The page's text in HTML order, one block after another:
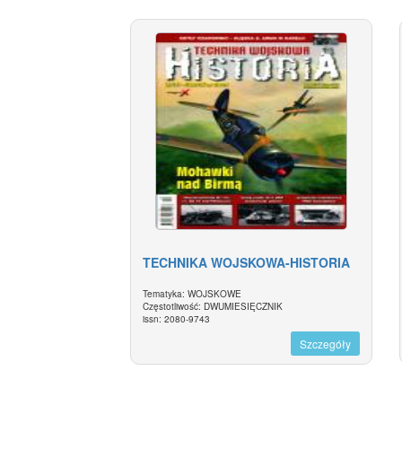
TECHNIKA WOJSKOWA-HISTORIA
Tematyka: WOJSKOWE
Częstotliwość: DWUMIESIĘCZNIK
issn: 2080-9743
Szczegóły